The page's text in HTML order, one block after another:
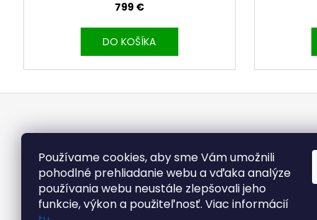
Používame cookies, aby sme Vám umožnili
pohodlné prehliadanie webu a vďaka analýze
používania webu neustále zlepšovali jeho
funkcie, výkon a použiteľnosť. Viac informácií
799 €
DO KOŠÍKA